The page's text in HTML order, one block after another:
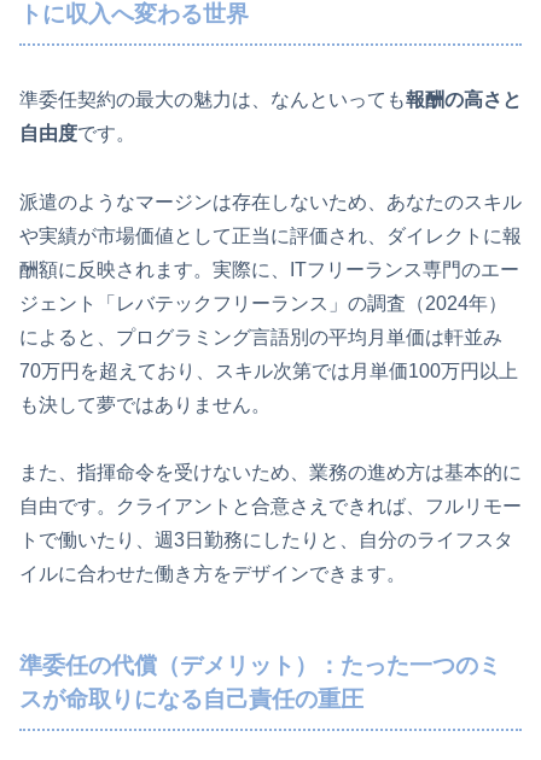
トに収入へ変わる世界
準委任契約の最大の魅力は、なんといっても報酬の高さと
自由度です。
派遣のようなマージンは存在しないため、あなたのスキル
や実績が市場価値として正当に評価され、ダイレクトに報
酬額に反映されます。実際に、ITフリーランス専門のエー
ジェント「レバテックフリーランス」の調査（2024年）
によると、プログラミング言語別の平均月単価は軒並み
70万円を超えており、スキル次第では月単価100万円以上
も決して夢ではありません。
また、指揮命令を受けないため、業務の進め方は基本的に
自由です。クライアントと合意さえできれば、フルリモー
トで働いたり、週3日勤務にしたりと、自分のライフスタ
イルに合わせた働き方をデザインできます。
準委任の代償（デメリット）：たった一つのミ
スが命取りになる自己責任の重圧